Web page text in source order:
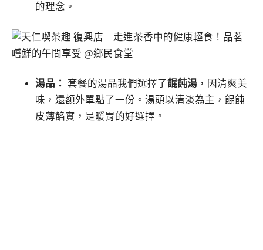
的理念。
湯品： 套餐的湯品我們選擇了餛飩湯 ，因清爽美
味，還額外單點了一份。湯頭以清淡為主，餛飩
皮薄餡實，是暖胃的好選擇。